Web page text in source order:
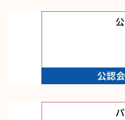
載することにより、い
個人情報保護管理方針に
株式会社レックスアド
電話： 03-5510-1131